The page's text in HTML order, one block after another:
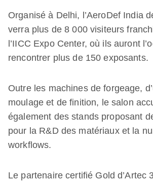
Organisé à Delhi, l’AeroDef India
verra plus de 8 000 visiteurs
l’IICC Expo Center, où ils auront
rencontrer plus de 150 exposants.
Outre les machines de forgeage,
moulage et de finition, le salon
également des stands proposant
pour la R&D des matériaux et la
workflows.
Le partenaire certifié Gold d’Artec